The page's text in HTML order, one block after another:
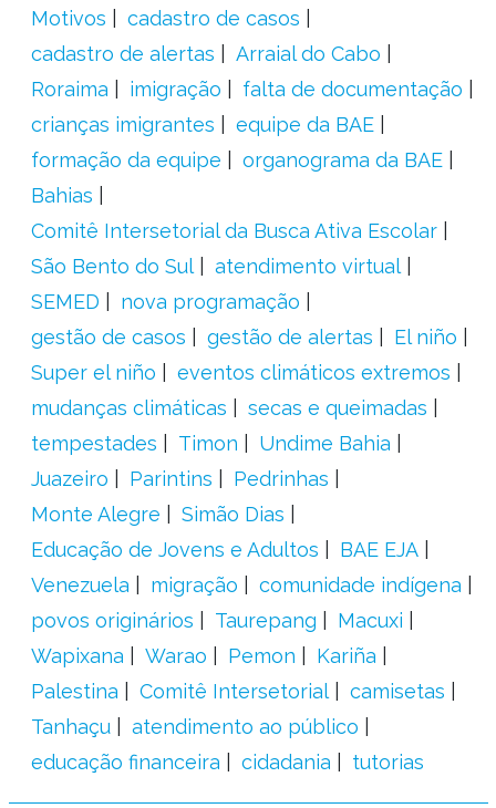
Motivos
cadastro de casos
cadastro de alertas
Arraial do Cabo
Roraima
imigração
falta de documentação
crianças imigrantes
equipe da BAE
formação da equipe
organograma da BAE
Bahias
Comitê Intersetorial da Busca Ativa Escolar
São Bento do Sul
atendimento virtual
SEMED
nova programação
gestão de casos
gestão de alertas
El niño
Super el niño
eventos climáticos extremos
mudanças climáticas
secas e queimadas
tempestades
Timon
Undime Bahia
Juazeiro
Parintins
Pedrinhas
Monte Alegre
Simão Dias
Educação de Jovens e Adultos
BAE EJA
Venezuela
migração
comunidade indígena
povos originários
Taurepang
Macuxi
Wapixana
Warao Pemon
Kariña
Palestina
Comitê Intersetorial
camisetas
Tanhaçu
atendimento ao público
educação financeira
cidadania tutorias